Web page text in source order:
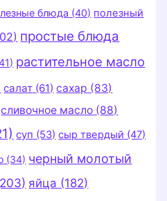
блюда (40) полезный
простые блюда
растительное масло
салат (61) сахар (83)
сливочное масло (88)
суп (53) сыр твердый (47)
(34) черный молотый
яйца (182)